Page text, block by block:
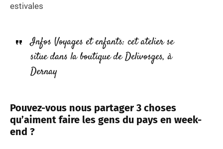
estivales
Infos Voyages et enfants: cet atelier se
situe dans la boutique de Delivosges, à
Dernay
Pouvez-vous nous partager 3 choses
qu’aiment faire les gens du pays en week-
end ?